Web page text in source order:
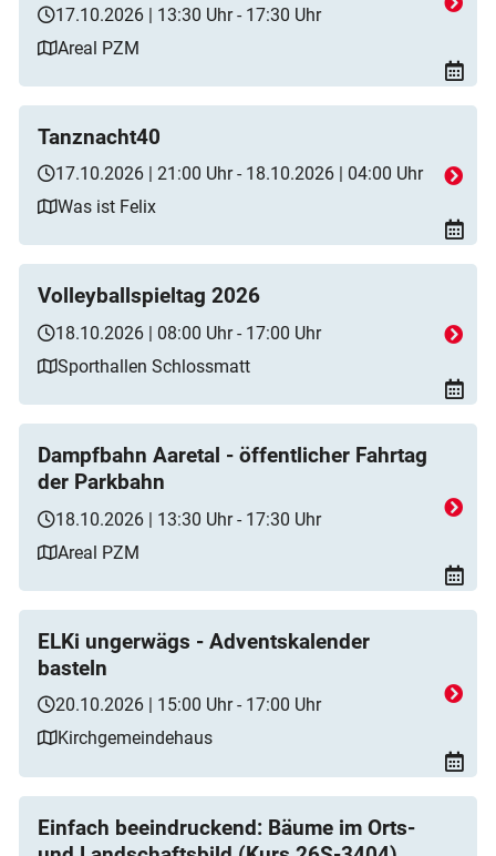
17.10.2026 | 13:30 Uhr - 17:30 Uhr
Areal PZM
Tanznacht40
17.10.2026 | 21:00 Uhr - 18.10.2026 | 04:00 Uhr
Was ist Felix
Volleyballspieltag 2026
18.10.2026 | 08:00 Uhr - 17:00 Uhr
Sporthallen Schlossmatt
Dampfbahn Aaretal - öffentlicher Fahrtag
der Parkbahn
18.10.2026 | 13:30 Uhr - 17:30 Uhr
Areal PZM
ELKi ungerwägs - Adventskalender
basteln
20.10.2026 | 15:00 Uhr - 17:00 Uhr
Kirchgemeindehaus
Einfach beeindruckend: Bäume im Orts-